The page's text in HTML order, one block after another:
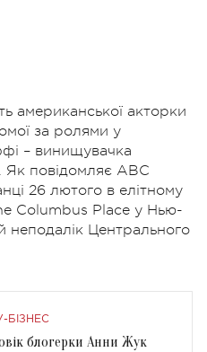
американської акторки
за ролями у
– винищувачка
Як повідомляє ABC
26 лютого в елітному
Columbus Place у Нью-
Центрального
БІЗНЕС
блогерки Анни Жук